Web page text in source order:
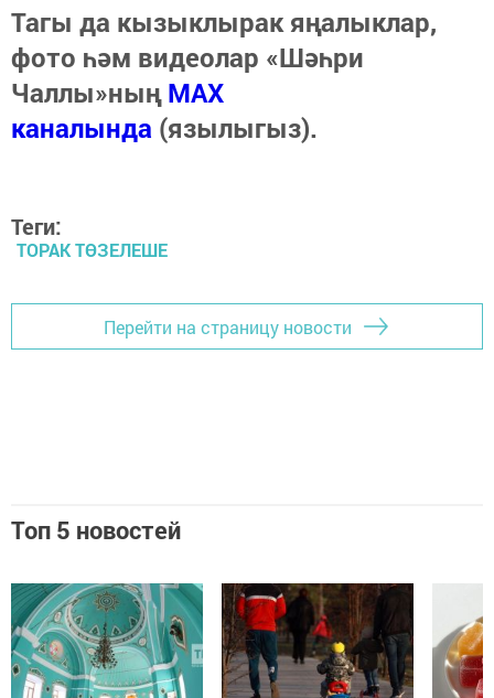
Тагы да кызыклырак яңалыклар,
фото һәм видеолар «Шәһри
Чаллы»ныңMAX
каналында (язылыгыз).
Теги:
ТОРАК ТӨЗЕЛЕШЕ
Перейти на страницу новости
Топ 5 новостей